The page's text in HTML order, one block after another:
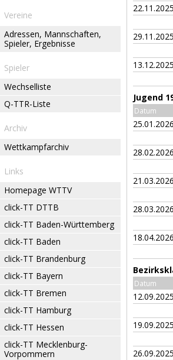
Vereine
Adressen, Mannschaften,
Spieler, Ergebnisse
Spieler
Wechselliste
Q-TTR-Liste
Archiv
Wettkampfarchiv
Links
Homepage WTTV
click-TT DTTB
click-TT Baden-Württemberg
click-TT Baden
click-TT Brandenburg
click-TT Bayern
click-TT Bremen
click-TT Hamburg
click-TT Hessen
click-TT Mecklenburg-
Vorpommern
22.11.2025
29.11.2025
13.12.2025
Jugend
Datum
25.01.2026
28.02.2026
21.03.2026
28.03.2026
18.04.2026
Datum
12.09.2025
19.09.2025
26.09.2025